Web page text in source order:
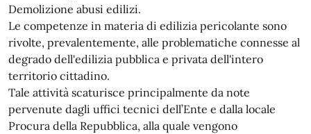
Demolizione abusi edilizi.
Le competenze in materia di edilizia pericolante sono
rivolte, prevalentemente, alle problematiche connesse al
degrado dell'edilizia pubblica e privata dell'intero
territorio cittadino.
Tale attività scaturisce principalmente da note
pervenute dagli uffici tecnici dell’Ente e dalla locale
Procura della Repubblica, alla quale vengono